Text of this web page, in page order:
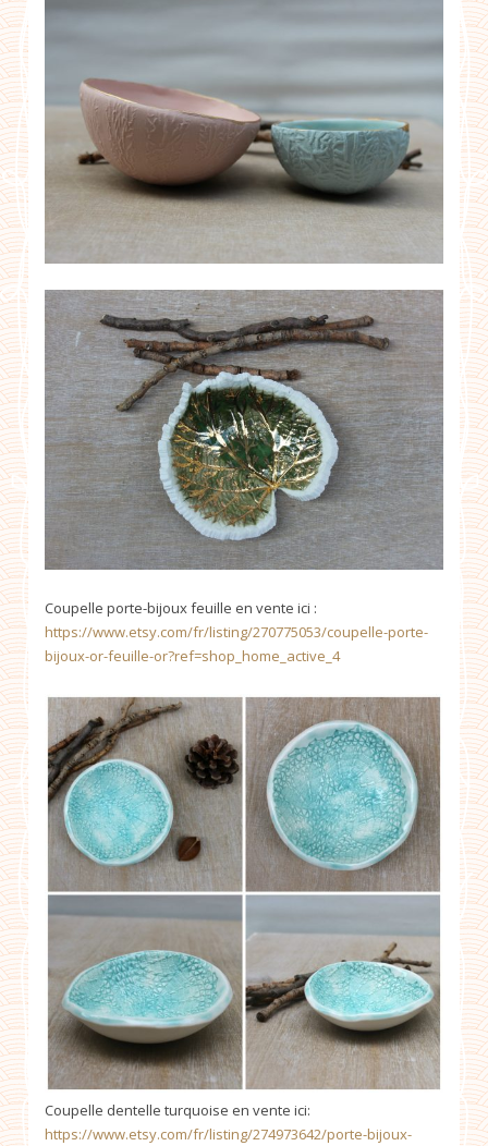
Coupelle porte-bijoux feuille en vente ici :
https://www.etsy.com/fr/listing/270775053/coupelle-porte-
bijoux-or-feuille-or?ref=shop_home_active_4
Coupelle dentelle turquoise en vente ici:
https://www.etsy.com/fr/listing/274973642/porte-bijoux-